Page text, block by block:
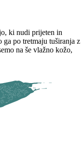
ki nudi prijeten in
po tretmaju tuširanja z
na še vlažno kožo,